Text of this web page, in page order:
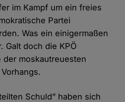
im Kampf um ein freies
Partei
Was ein einigermaßen
Galt doch die KPÖ
der moskautreuesten
Schuld” haben sich